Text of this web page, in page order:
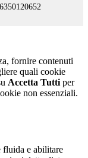
fornire contenuti
quali cookie
Accetta Tutti per
non essenziali.
fluida e abilitare